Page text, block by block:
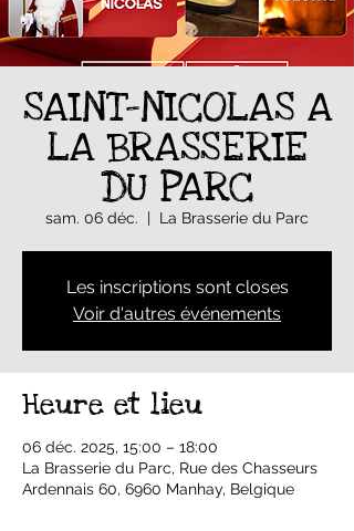
SAINT-NICOLAS A
LA BRASSERIE
DU PARC
sam. 06 déc.
  |
La Brasserie du Parc
Les inscriptions sont closes
Voir d'autres événements
Heure et lieu
06 déc. 2025, 15:00 – 18:00
La Brasserie du Parc, Rue des Chasseurs
Ardennais 60, 6960 Manhay, Belgique